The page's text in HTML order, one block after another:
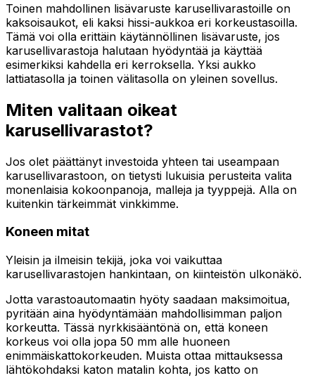
Toinen mahdollinen lisävaruste karusellivarastoille on
kaksoisaukot, eli kaksi hissi-aukkoa eri korkeustasoilla.
Tämä voi olla erittäin käytännöllinen lisävaruste, jos
karusellivarastoja halutaan hyödyntää ja käyttää
esimerkiksi kahdella eri kerroksella. Yksi aukko
lattiatasolla ja toinen välitasolla on yleinen sovellus.
Miten valitaan oikeat
karusellivarastot?
Jos olet päättänyt investoida yhteen tai useampaan
karusellivarastoon, on tietysti lukuisia perusteita valita
monenlaisia kokoonpanoja, malleja ja tyyppejä. Alla on
kuitenkin tärkeimmät vinkkimme.
Koneen mitat
Yleisin ja ilmeisin tekijä, joka voi vaikuttaa
karusellivarastojen hankintaan, on kiinteistön ulkonäkö.
Jotta varastoautomaatin hyöty saadaan maksimoitua,
pyritään aina hyödyntämään mahdollisimman paljon
korkeutta. Tässä nyrkkisääntönä on, että koneen
korkeus voi olla jopa 50 mm alle huoneen
enimmäiskattokorkeuden. Muista ottaa mittauksessa
lähtökohdaksi katon matalin kohta, jos katto on